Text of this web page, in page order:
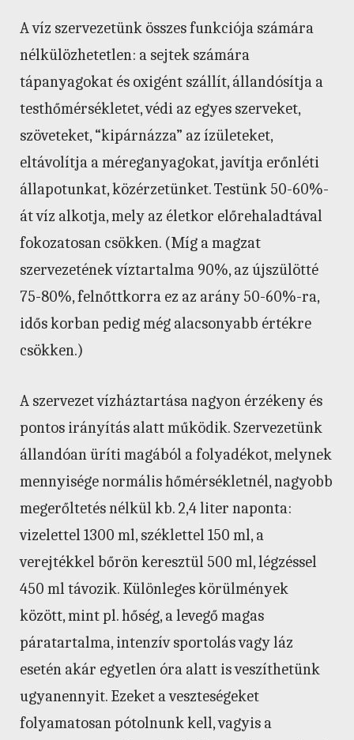
A víz szervezetünk összes funkciója számára
nélkülözhetetlen: a sejtek számára
tápanyagokat és oxigént szállít, állandósítja a
testhőmérsékletet, védi az egyes szerveket,
szöveteket, “kipárnázza” az ízületeket,
eltávolítja a méreganyagokat, javítja erőnléti
állapotunkat, közérzetünket. Testünk 50-60%-
át víz alkotja, mely az életkor előrehaladtával
fokozatosan csökken. (Míg a magzat
szervezetének víztartalma 90%, az újszülötté
75-80%, felnőttkorra ez az arány 50-60%-ra,
idős korban pedig még alacsonyabb értékre
csökken.)
A szervezet vízháztartása nagyon érzékeny és
pontos irányítás alatt működik. Szervezetünk
állandóan üríti magából a folyadékot, melynek
mennyisége normális hőmérsékletnél, nagyobb
megerőltetés nélkül kb. 2,4 liter naponta:
vizelettel 1300 ml, széklettel 150 ml, a
verejtékkel bőrön keresztül 500 ml, légzéssel
450 ml távozik. Különleges körülmények
között, mint pl. hőség, a levegő magas
páratartalma, intenzív sportolás vagy láz
esetén akár egyetlen óra alatt is veszíthetünk
ugyanennyit. Ezeket a veszteségeket
folyamatosan pótolnunk kell, vagyis a